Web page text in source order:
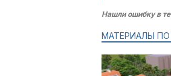
Нашли ошибку в
МАТЕРИАЛЫ ПО